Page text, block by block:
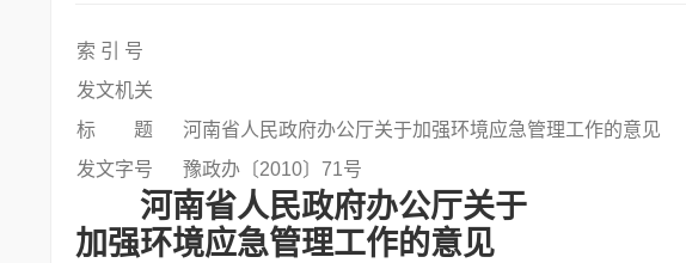
索 引 号
发文机关
标 题
河南省人民政府办公厅关于加强环境应急管理工作的意见
发文字号
豫政办〔2010〕71号
河南省人民政府办公厅关于
加强环境应急管理工作的意见